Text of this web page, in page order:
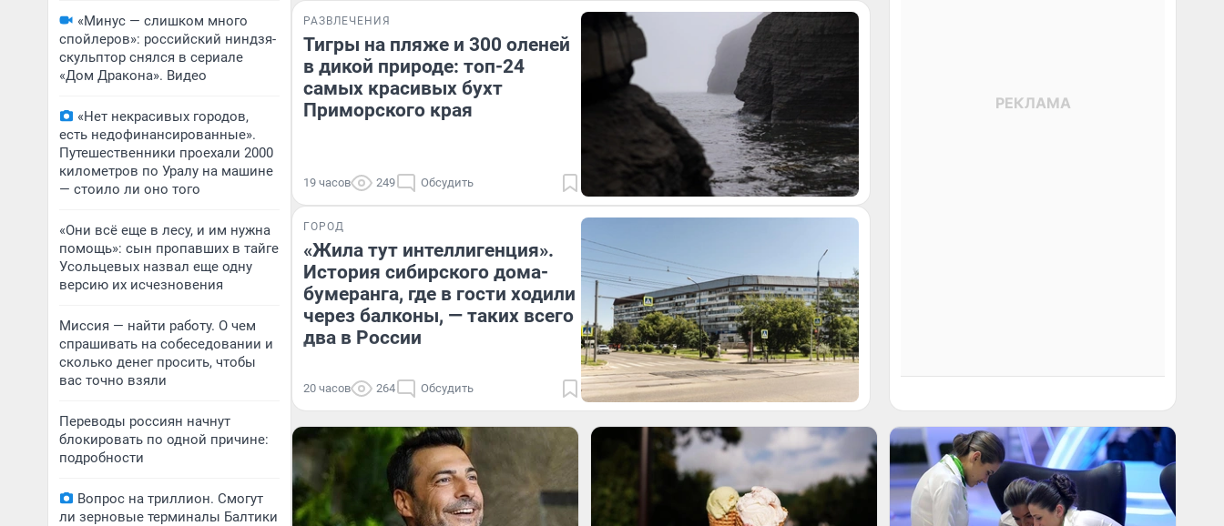
«Минус — слишком много
спойлеров»: российский ниндзя-
скульптор снялся в сериале
«Дом Дракона». Видео
«Нет некрасивых городов,
есть недофинансированные».
Путешественники проехали 2000
километров по Уралу на машине
— стоило ли оно того
«Они всё еще в лесу, и им нужна
помощь»: сын пропавших в тайге
Усольцевых назвал еще одну
версию их исчезновения
Миссия — найти работу. О чем
спрашивать на собеседовании и
сколько денег просить, чтобы
вас точно взяли
Переводы россиян начнут
блокировать по одной причине:
подробности
Вопрос на триллион. Смогут
ли зерновые терминалы Балтики
РАЗВЛЕЧЕНИЯ
Тигры на пляже и 300 оленей
в дикой природе: топ-24
самых красивых бухт
Приморского края
19 часов 249 Обсудить
ГОРОД
«Жила тут интеллигенция».
История сибирского дома-
бумеранга, где в гости ходили
через балконы, — таких всего
два в России
20 часов 264 Обсудить